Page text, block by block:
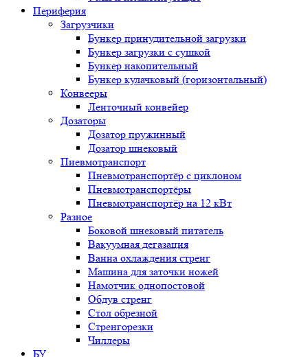
Периферия
Загрузчики
Бункер принудительной загрузки
Бункер загрузки с сушкой
Бункер накопительный
Бункер кулачковый (горизонтальный)
Конвееры
Ленточный конвейер
Дозаторы
Дозатор пружинный
Дозатор шнековый
Пневмотранспорт
Пневмотранспортёр с циклоном
Пневмотранспортёры
Пневмотранспортёр на 12 кВт
Разное
Боковой шнековый питатель
Вакуумная дегазация
Ванна охлаждения стренг
Машина для заточки ножей
Намотчик однопостовой
Обдув стренг
Стол обрезной
Стренгорезки
Чиллеры
БУ